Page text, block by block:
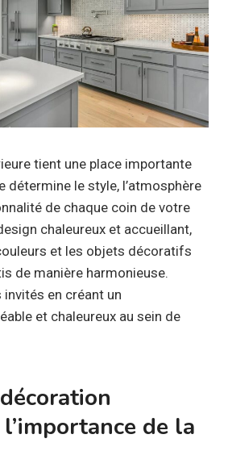
tient une place importante
détermine le style, l’atmosphère
de chaque coin de votre
chaleureux et accueillant,
et les objets décoratifs
de manière harmonieuse.
en créant un
et chaleureux au sein de
de la